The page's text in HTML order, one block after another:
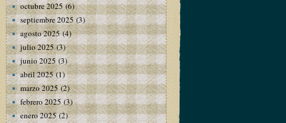
octubre 2025(6)
septiembre 2025(3)
agosto 2025(4)
julio 2025(3)
junio 2025(3)
abril 2025(1)
marzo 2025(2)
febrero 2025(3)
enero 2025(2)